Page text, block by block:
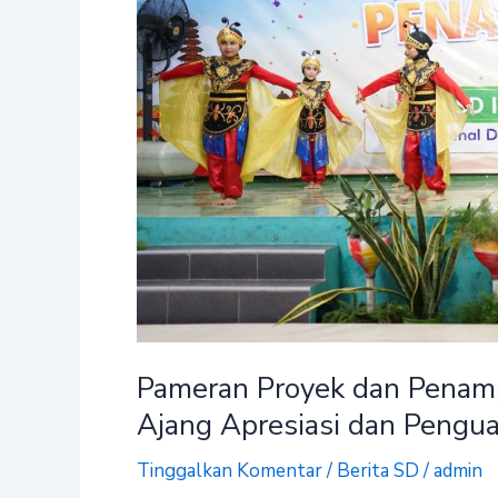
Pameran Proyek dan
Ajang Apresiasi dan
Tinggalkan Komentar/ Berita SD/admin
Siswa
SDIP
Baitul
Maal
Jadi
Ajang
Apresiasi
dan
Penguatan
Karakter